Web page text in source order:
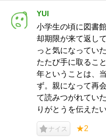
YUI
小学生の頃に図書
却期限が来て返し
っと気になってい
たたび手に取るこ
年ということは、
ず。親になって再
て読みつがれてい
りがとうを伝えた
ナイス ★2